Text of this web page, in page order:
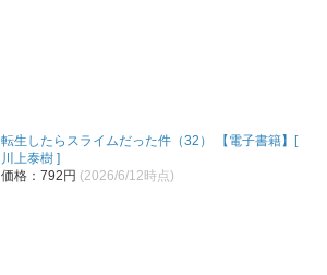
転生したらスライムだった件（32） 【電子書籍】[
川上泰樹 ]
価格：792円 (2026/6/12時点)